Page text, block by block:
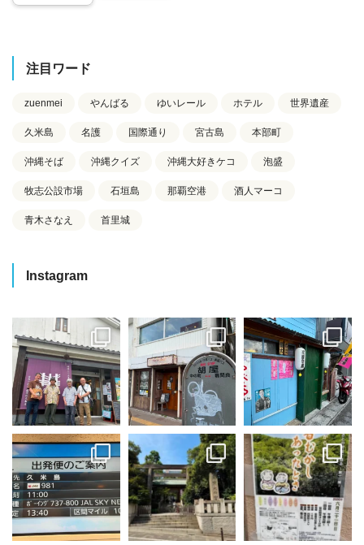
注目ワード
zuenmei やんばる ゆいレール ホテル 世界遺産
久米島 名護 国際通り 宮古島 本部町
沖縄そば 沖縄クイズ 沖縄大好きケコ 泡盛
牧志公設市場 石垣島 那覇空港 酒人マーコ
青木さなえ 首里城
Instagram